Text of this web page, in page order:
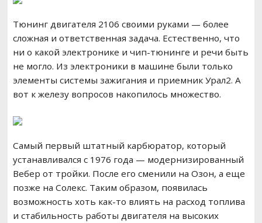
Тюнинг двигателя 2106 своими руками — более
сложная и ответственная задача. Естественно, что
ни о какой электронике и чип-тюнинге и речи быть
не могло. Из электроники в машине были только
элементы системы зажигания и приемник Урал2. А
вот к железу вопросов накопилось множество.
Самый первый штатный карбюратор, который
устанавливался с 1976 года — модернизированный
Вебер от тройки. После его сменили на Озон, а еще
позже на Солекс. Таким образом, появилась
возможность хоть как-то влиять на расход топлива
и стабильность работы двигателя на высоких